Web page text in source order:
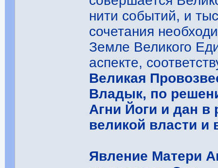
нити событий, и
сочетания
Земле Великого
аспекте,
Великая
Владык, по
Агни Йоги и дан в
великой власти и
Явление Матери